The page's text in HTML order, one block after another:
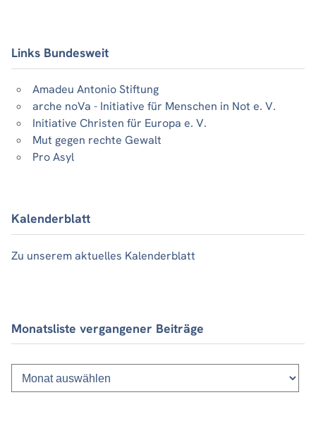
Links Bundesweit
Amadeu Antonio Stiftung
arche noVa - Initiative für Menschen in Not e. V.
Initiative Christen für Europa e. V.
Mut gegen rechte Gewalt
Pro Asyl
Kalenderblatt
Zu unserem aktuelles Kalenderblatt
Monatsliste vergangener Beiträge
Monatsliste
vergangener
Beiträge